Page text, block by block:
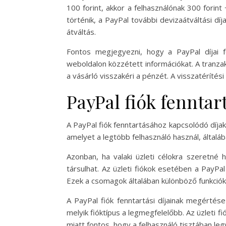
100 forint, akkor a felhasználónak 300
történik, a PayPal további devizaátváltási
átváltás.
Fontos megjegyezni, hogy a PayPal díjai
weboldalon közzétett információkat. A
a vásárló visszakéri a pénzét. A
PayPal fiók
A PayPal fiók fenntartásához kapcsolódó
amelyet a legtöbb felhasználó használ,
Azonban, ha valaki üzleti célokra szeretné
társulhat. Az üzleti fiókok esetében a
Ezek a csomagok általában különböző
A PayPal fiók fenntartási díjainak
melyik fióktípus a legmegfelelőbb. Az üzleti